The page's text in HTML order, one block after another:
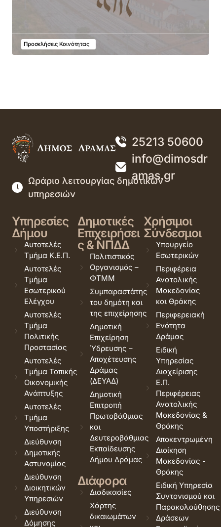
Προσκλήσεις Κοινότητας
25213 50600
info@dimosdr
amas.gr
Ωράριο λειτουργίας δημοτικών
υπηρεσιών
Υπηρεσίες
Δήμου
Αυτοτελές
Τμήμα Κ.Ε.Π.
Αυτοτελές
Τμήμα
Εσωτερικού
Ελέγχου
Αυτοτελές
Τμήμα
Πολιτικής
Προστασίας
Αυτοτελές
Τμήμα Τοπικής
Οικονομικής
Ανάπτυξης
Αυτοτελές
Τμήμα
Υποστήριξης
Διεύθυνση
Δημοτικής
Αστυνομίας
Διεύθυνση
Διοικητικών
Υπηρεσιών
Διεύθυνση
Δόμησης
Δημοτικές
Επιχειρήσει
ς & ΝΠΔΔ
Πολιτιστικός
Οργανισμός –
ΦΤΜΜ
Συμπαραστάτης
του δημότη και
της επιχείρησης
Δημοτική
Επιχείρηση
Ύδρευσης –
Αποχέτευσης
Δράμας
(ΔΕΥΑΔ)
Δημοτική
Επιτροπή
Πρωτοβάθμιας
και
Δευτεροβάθμιας
Εκπαίδευσης
Δήμου Δράμας
Διάφορα
Διαδικασίες
Χάρτης
δικαιωμάτων
Χρήσιμοι
Σύνδεσμοι
Υπουργείο
Εσωτερικών
Περιφέρεια
Ανατολικής
Μακεδονίας
και Θράκης
Περιφερειακή
Ενότητα
Δράμας
Ειδική
Υπηρεσίας
Διαχείρισης
Ε.Π.
Περιφέρειας
Ανατολικής
Μακεδονίας &
Θράκης
Αποκεντρωμένη
Διοίκηση
Μακεδονίας -
Θράκης
Ειδική Υπηρεσία
Συντονισμού και
Παρακολούθησης
Δράσεων